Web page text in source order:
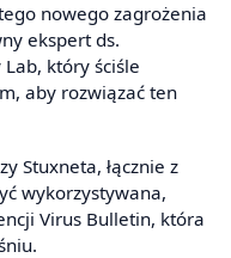
nowego zagrożenia
ekspert ds.
który ściśle
aby rozwiązać ten
Stuxneta, łącznie z
wykorzystywana,
Virus Bulletin, która